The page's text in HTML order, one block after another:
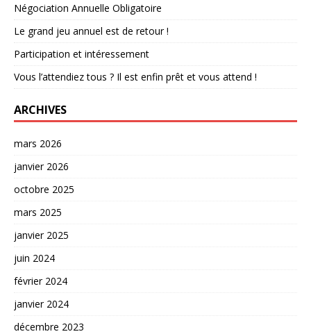
Négociation Annuelle Obligatoire
Le grand jeu annuel est de retour !
Participation et intéressement
Vous l’attendiez tous ? Il est enfin prêt et vous attend !
ARCHIVES
mars 2026
janvier 2026
octobre 2025
mars 2025
janvier 2025
juin 2024
février 2024
janvier 2024
décembre 2023